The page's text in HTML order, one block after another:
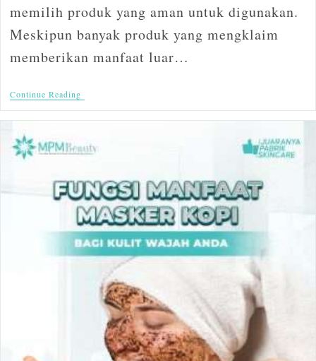
memilih produk yang aman untuk digunakan.
Meskipun banyak produk yang mengklaim
memberikan manfaat luar…
Continue Reading